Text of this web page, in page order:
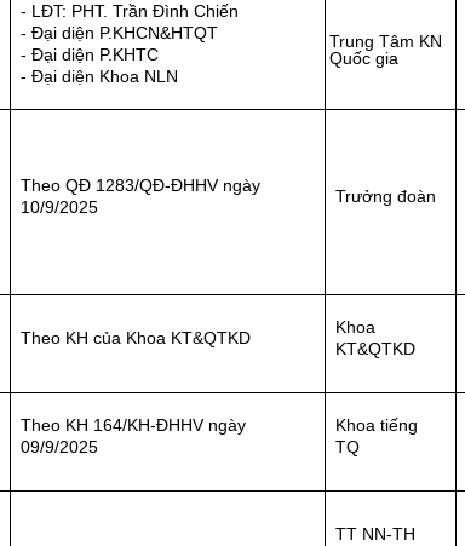
- LĐT: PHT. Trần Đình Chiến
- Đại diện P.KHCN&HTQT
- Đại diện P.KHTC
- Đại diện Khoa NLN
Trung Tâm KN
Quốc gia
Theo QĐ 1283/QĐ-ĐHHV ngày
10/9/2025
Trưởng đoàn
Theo KH của Khoa KT&QTKD
Khoa
KT&QTKD
Theo KH 164/KH-ĐHHV ngày
09/9/2025
Khoa tiếng
TQ
TT NN-TH